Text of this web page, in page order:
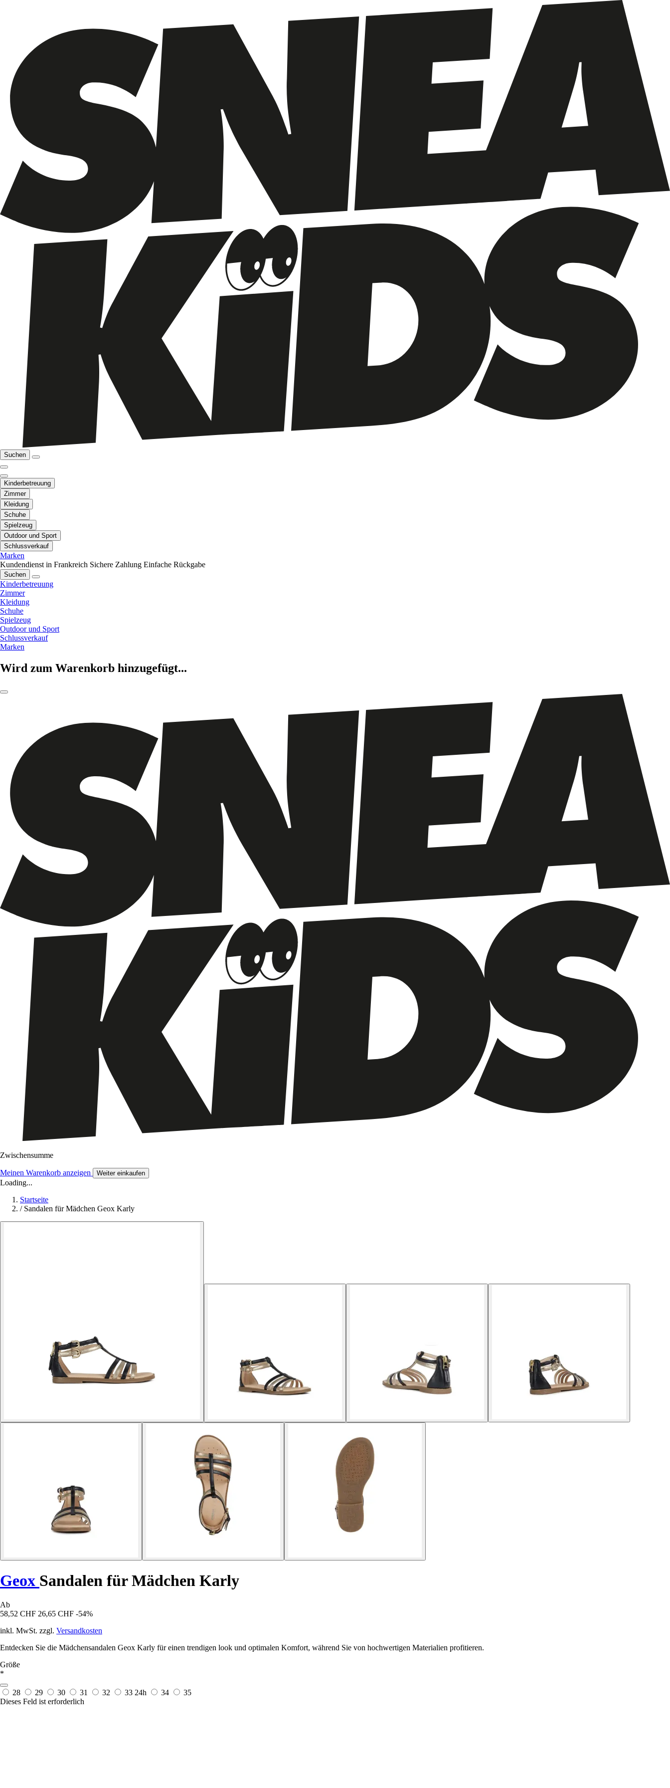
Suchen
Kinderbetreuung
Zimmer
Kleidung
Schuhe
Spielzeug
Outdoor und Sport
Schlussverkauf
Marken
Kundendienst in Frankreich Sichere Zahlung Einfache Rückgabe
Suchen
Kinderbetreuung
Zimmer
Kleidung
Schuhe
Spielzeug
Outdoor und Sport
Schlussverkauf
Marken
Wird zum Warenkorb hinzugefügt...
Zwischensumme
Meinen Warenkorb anzeigen Weiter einkaufen
Loading...
Startseite
/ Sandalen für Mädchen Geox Karly
Geox Sandalen für Mädchen Karly
Ab
58,52 CHF 26,65 CHF -54%
inkl. MwSt. zzgl. Versandkosten
Entdecken Sie die Mädchensandalen Geox Karly für einen trendigen look und optimalen Komfort, während Sie von hochwertigen Materialien profitieren.
Größe
*
28 29 30 31 32 33 24h 34
35
Dieses Feld ist erforderlich